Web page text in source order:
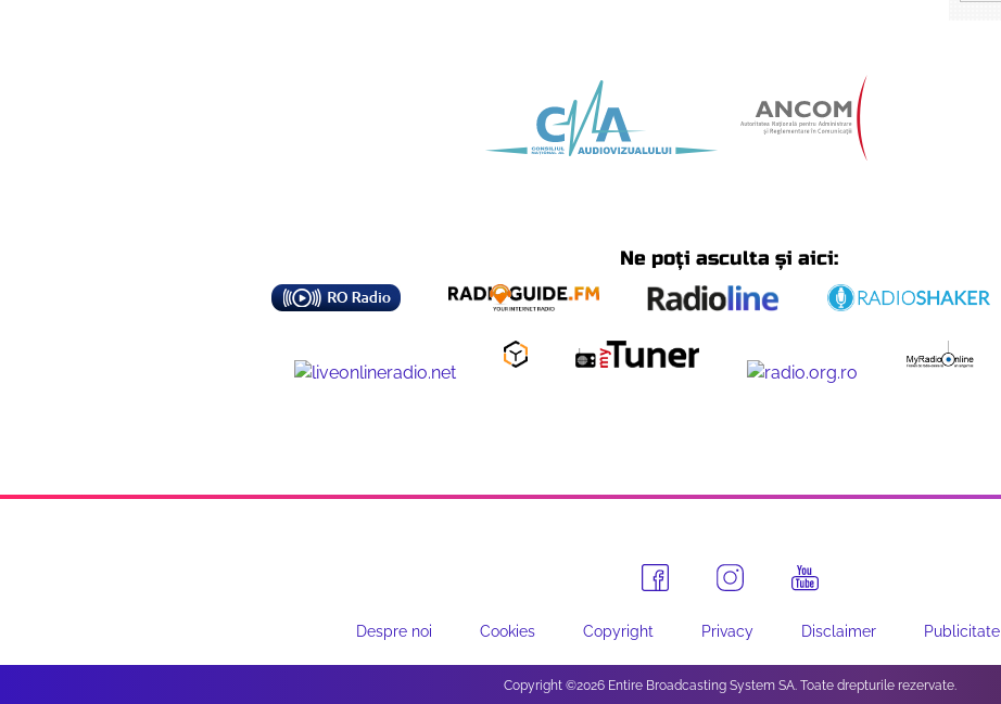
Ne poți asculta și aici:
Despre noi Cookies Copyright Privacy Disclaimer Publicitate
Copyright ©2026 Entire Broadcasting System SA. Toate drepturile rezervate.